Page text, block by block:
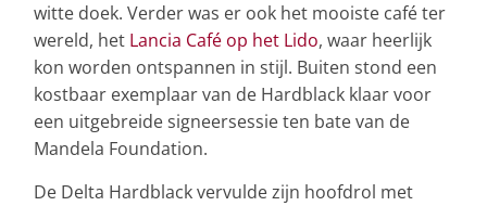
witte doek. Verder was er ook het mooiste café ter
wereld, het Lancia Café op het Lido, waar heerlijk
kon worden ontspannen in stijl. Buiten stond een
kostbaar exemplaar van de Hardblack klaar voor
een uitgebreide signeersessie ten bate van de
Mandela Foundation.
De Delta Hardblack vervulde zijn hoofdrol met